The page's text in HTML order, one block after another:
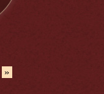
»